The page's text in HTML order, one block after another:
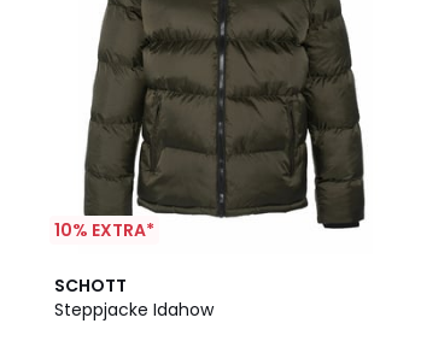
10% EXTRA*
SCHOTT
Steppjacke Idahow
4,6
/ 5
2
Farben